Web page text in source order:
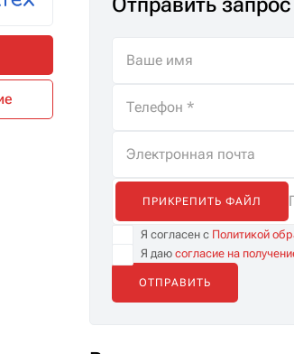
ПРИКРЕПИТЬ ФАЙЛ
Я согласен с Политикой
Я даюсогласие на